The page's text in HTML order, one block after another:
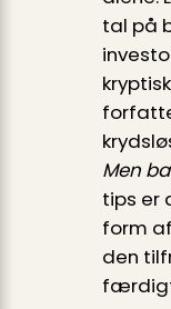
tal på
Men
tips er
form
den
færdigt